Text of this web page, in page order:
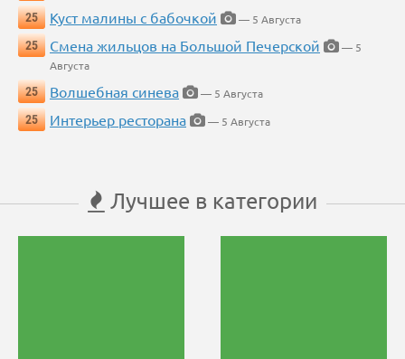
25
Куст малины с бабочкой
— 5 Августа
25
Смена жильцов на Большой Печерской
— 5
Августа
25
Волшебная синева
— 5 Августа
25
Интерьер ресторана — 5 Августа
Лучшее в категории